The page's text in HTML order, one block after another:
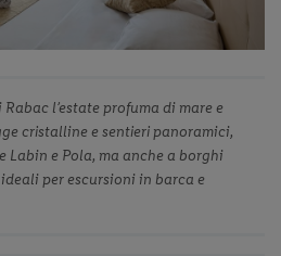
l’estate profuma di mare e
cristalline e sentieri panoramici,
e Pola, ma anche a borghi
per escursioni in barca e